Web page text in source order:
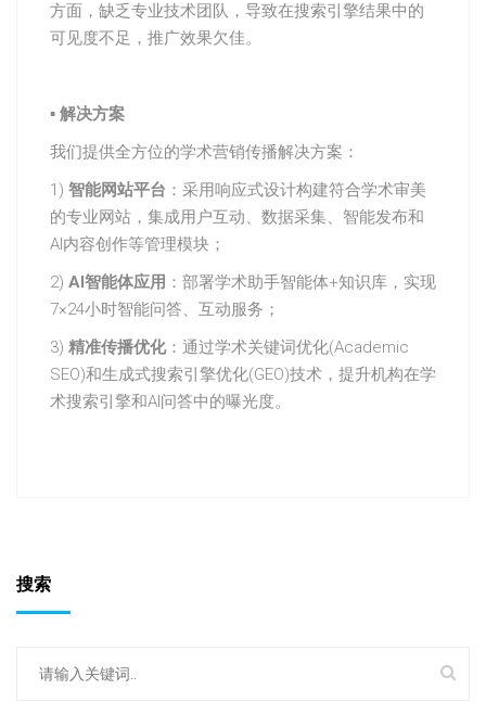
方面，缺乏专业技术团队，导致在搜索引擎结果中的
可见度不足，推广效果欠佳。
▪ 解决方案
我们提供全方位的学术营销传播解决方案：
1) ​ ​智能网站平台​ ​：采用响应式设计构建符合学术审美
的专业网站，集成用户互动、数据采集、智能发布和
AI内容创作等管理模块；
2) ​ ​AI智能体应用​ ​：部署学术助手智能体+知识库，实现
7×24小时智能问答、互动服务；
3) ​ ​精准传播优化​​：通过学术关键词优化(Academic
SEO)和生成式搜索引擎优化(GEO)技术，提升机构在学
术搜索引擎和AI问答中的曝光度。
搜索